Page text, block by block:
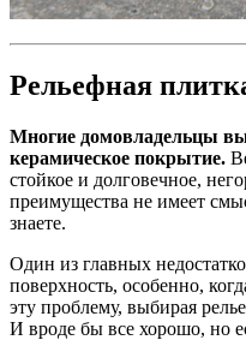
Рельефная
Многие домовладельцы
керамическое покрытие.
стойкое и долговечное,
преимущества не имеет
знаете.
Один из главных
поверхность, особенно,
эту проблему, выбирая
И вроде бы все хорошо, но